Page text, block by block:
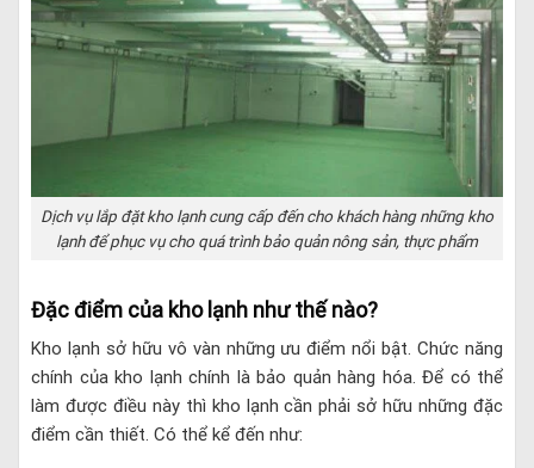
Dịch vụ lắp đặt kho lạnh cung cấp đến cho khách hàng những kho
lạnh để phục vụ cho quá trình bảo quản nông sản, thực phẩm
Đặc điểm của kho lạnh như thế nào?
Kho lạnh sở hữu vô vàn những ưu điểm nổi bật. Chức năng
chính của kho lạnh chính là bảo quản hàng hóa. Để có thể
làm được điều này thì kho lạnh cần phải sở hữu những đặc
điểm cần thiết. Có thể kể đến như: